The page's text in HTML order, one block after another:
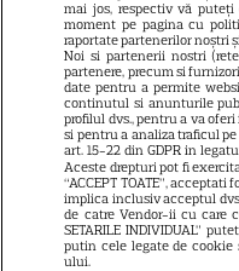
mai jos, respectiv vă
moment pe pagina cu
raportate partenerilor noștri
Noi si partenerii nostri
partenere, precum si
date pentru a permite
continutul si anunturile
profilul dvs., pentru a va
si pentru a analiza traficul
art. 15-22 din GDPR in
Aceste drepturi pot fi
“ACCEPT TOATE”,
implica inclusiv acceptul
de catre Vendor-ii cu care
SETARILE INDIVIDUAL”
putin cele legate de
ului.